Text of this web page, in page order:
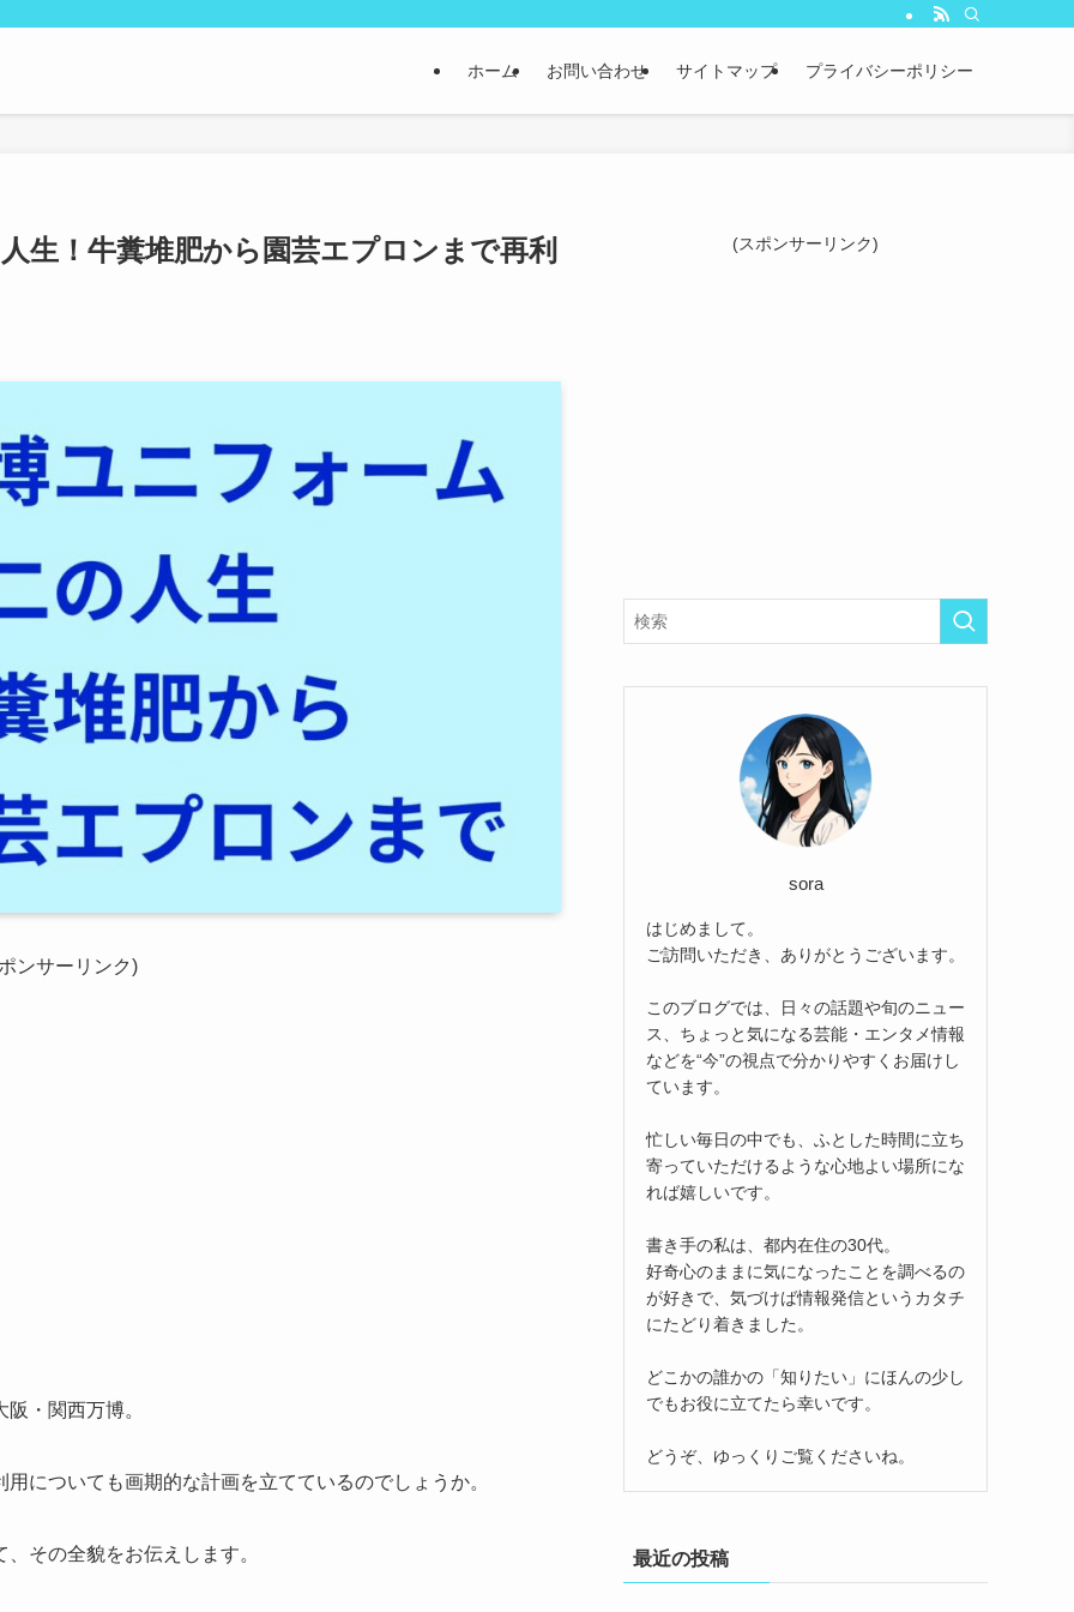
ホーム お問い合わせ サイトマップ プライバシーポリシー
生！牛糞堆肥から園芸エプロンまで再利
ンサーリンク)
・関西万博。
についても画期的な計画を立てているのでしょうか。
その全貌をお伝えします。
(スポンサーリンク)
sora
はじめまして。
ご訪問いただき、ありがとうございます。
このブログでは、日々の話題や旬のニュー
ス、ちょっと気になる芸能・エンタメ情報
などを“今”の視点で分かりやすくお届けし
ています。
忙しい毎日の中でも、ふとした時間に立ち
寄っていただけるような心地よい場所にな
れば嬉しいです。
書き手の私は、都内在住の30代。
好奇心のままに気になったことを調べるの
が好きで、気づけば情報発信というカタチ
にたどり着きました。
どこかの誰かの「知りたい」にほんの少し
でもお役に立てたら幸いです。
どうぞ、ゆっくりご覧くださいね。
最近の投稿